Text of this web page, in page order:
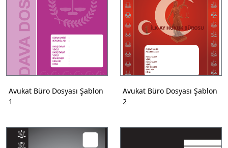
Avukat Büro Dosyası Şablon
1
Avukat Büro Dosyası Şablon
2